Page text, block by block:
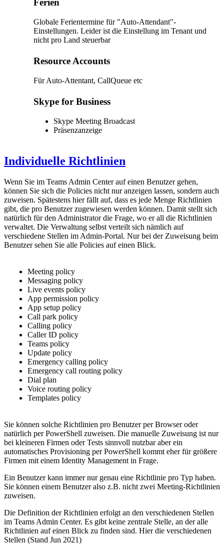
Ferien
Globale Ferientermine für "Auto-Attendant"-
Einstellungen. Leider ist die Einstellung im Tenant und
nicht pro Land steuerbar
Resource Accounts
Für Auto-Attentant, CallQueue etc
Skype for Business
Skype Meeting Broadcast
Präsenzanzeige
Individuelle Richtlinien
Wenn Sie im Teams Admin Center auf einen Benutzer gehen,
können Sie sich die Policies nicht nur anzeigen lassen, sondern auch
zuweisen. Spätestens hier fällt auf, dass es jede Menge Richtlinien
gibt, die pro Benutzer zugewiesen werden können. Damit stellt sich
natürlich für den Administrator die Frage, wo er all die Richtlinien
verwaltet. Die Verwaltung selbst verteilt sich nämlich auf
verschiedene Stellen im Admin-Portal. Nur bei der Zuweisung beim
Benutzer sehen Sie alle Policies auf einen Blick.
Meeting policy
Messaging policy
Live events policy
App permission policy
App setup policy
Call park policy
Calling policy
Caller ID policy
Teams policy
Update policy
Emergency calling policy
Emergency call routing policy
Dial plan
Voice routing policy
Templates policy
Sie können solche Richtlinien pro Benutzer per Browser oder
natürlich per PowerShell zuweisen. Die manuelle Zuweisung ist nur
bei kleineren Firmen oder Tests sinnvoll nutzbar aber ein
automatisches Provisioning per PowerShell kommt eher für größere
Firmen mit einem Identity Management in Frage.
Ein Benutzer kann immer nur genau eine Richtlinie pro Typ haben.
Sie können einem Benutzer also z.B. nicht zwei Meeting-Richtlinien
zuweisen.
Die Definition der Richtlinien erfolgt an den verschiedenen Stellen
im Teams Admin Center. Es gibt keine zentrale Stelle, an der alle
Richtlinien auf einen Blick zu finden sind. Hier die verschiedenen
Stellen (Stand Jun 2021)